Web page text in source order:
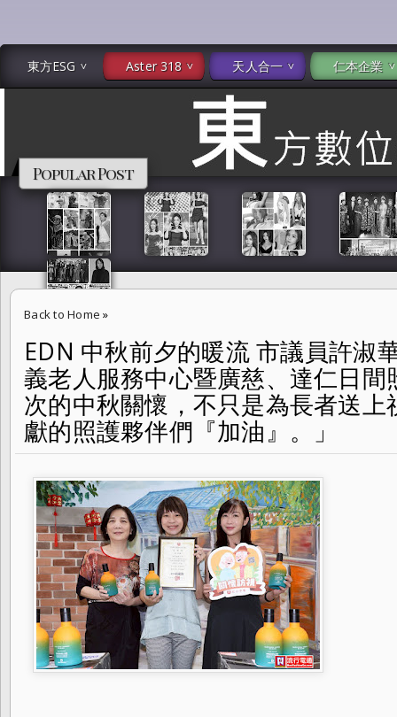
東方ESG Aster 318 天人合一 仁本企業
Popular Post
Back to Home »
EDN 中秋前夕的暖流 市議員許淑華攜手企業捐贈台北市信義老人服務
油品「這次的中秋關懷，不只是為長者送上祝福，也要為這些默默奉獻
EDN 中秋前夕的暖流 市議員許淑
義老人服務中心暨廣慈、達仁日
次的中秋關懷，不只是為長者送
獻的照護夥伴們『加油』。」